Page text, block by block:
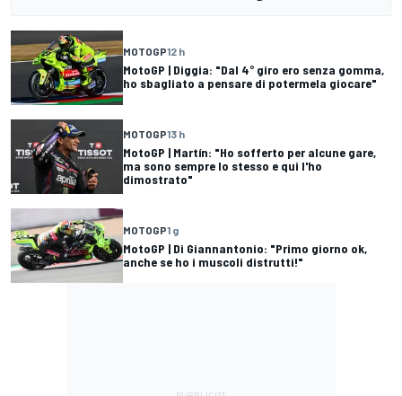
MOTOGP12 h
MotoGP | Diggia: "Dal 4° giro ero senza gomma,
ho sbagliato a pensare di potermela giocare"
MOTOGP13 h
MotoGP | Martín: "Ho sofferto per alcune gare,
ma sono sempre lo stesso e qui l'ho
dimostrato"
MOTOGP1 g
MotoGP | Di Giannantonio: "Primo giorno ok,
anche se ho i muscoli distrutti!"